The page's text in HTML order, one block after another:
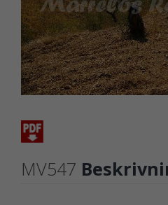
MV547